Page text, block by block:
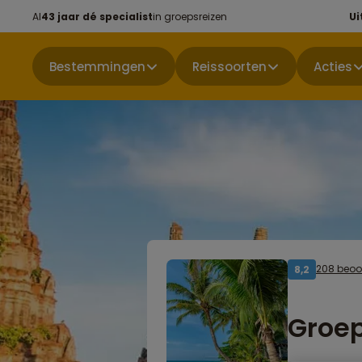
Al43 jaar dé specialistin groepsreizen
Bestemmingen Reissoorten Acties
8,2 208